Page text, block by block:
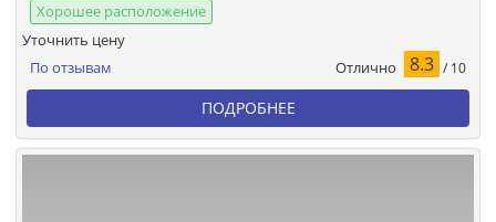
Хорошее расположение
По отзывам Отлично 8.3 / 10
Уточнить цену
ПОДРОБНЕЕ